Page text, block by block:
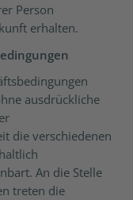
Person
erhalten.
ausdrückliche
die verschiedenen
An die Stelle
treten die